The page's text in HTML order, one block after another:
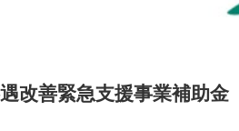
改善緊急支援事業補助金